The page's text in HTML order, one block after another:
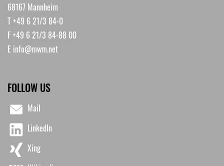
68167 Mannheim
T +49 6 21/3 84-0
F +49 6 21/3 84-88 00
E info@mwm.net
FOLLOW US
Mail
LinkedIn
Xing